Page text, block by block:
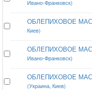
Ивано-Франковск)
ОБЛЕПИХОВОЕ
Киев)
ОБЛЕПИХОВОЕ
Ивано-Франковск)
ОБЛЕПИХОВОЕ
(Украина, Киев)